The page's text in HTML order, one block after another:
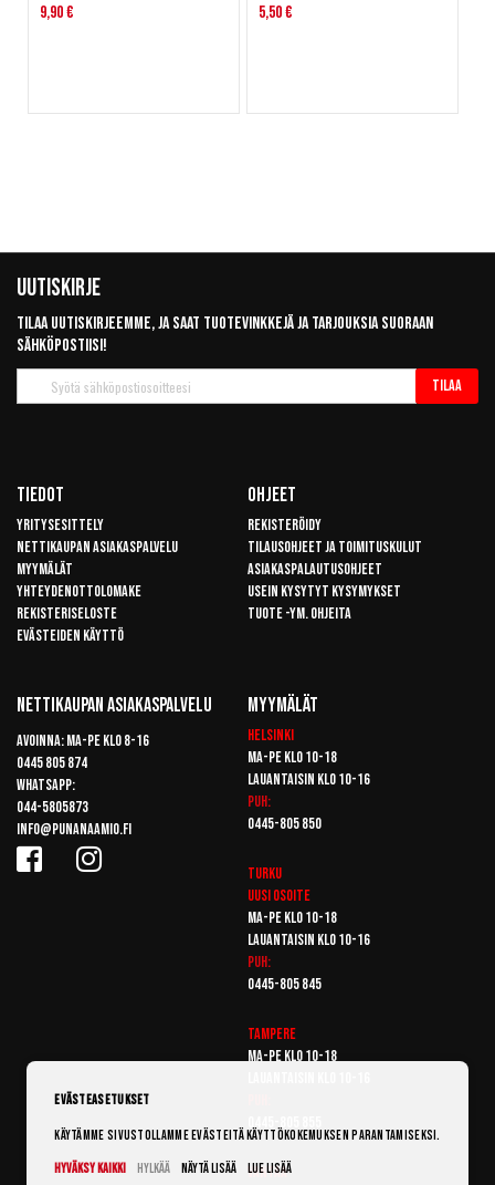
9,90 € 5,50 €
Uutiskirje
Tilaa uutiskirjeemme, ja saat tuotevinkkejä ja tarjouksia suoraan
sähköpostiisi!
uutiskirje
Tilaa
Tiedot
Yritysesittely
Nettikaupan asiakaspalvelu
Myymälät
Yhteydenottolomake
Rekisteriseloste
Evästeiden käyttö
Ohjeet
Rekisteröidy
Tilausohjeet ja toimituskulut
Asiakaspalautusohjeet
Usein kysytyt kysymykset
Tuote -ym. ohjeita
Nettikaupan Asiakaspalvelu
Avoinna: Ma-pe klo 8-16
0445 805 874
Whatsapp:
044-5805873
info@punanaamio.fi
Myymälät
Helsinki
Ma-pe klo 10-18
Lauantaisin klo 10-16
Puh:
0445-805 850
Turku
Uusi osoite
Ma-pe klo 10-18
Lauantaisin klo 10-16
Puh:
0445-805 845
Tampere
Ma-pe klo 10-18
Vantaa
Evästeasetukset
Käytämme sivustollamme evästeitä käyttökokemuksen parantamiseksi.
Hyväksy kaikki
Hylkää Näytä lisää Lue lisää